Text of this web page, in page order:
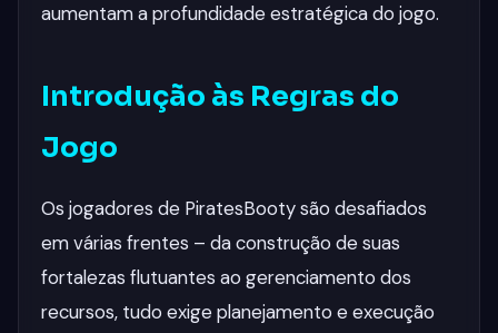
aumentam a profundidade estratégica do jogo.
Introdução às Regras do
Jogo
Os jogadores de PiratesBooty são desafiados
em várias frentes – da construção de suas
fortalezas flutuantes ao gerenciamento dos
recursos, tudo exige planejamento e execução